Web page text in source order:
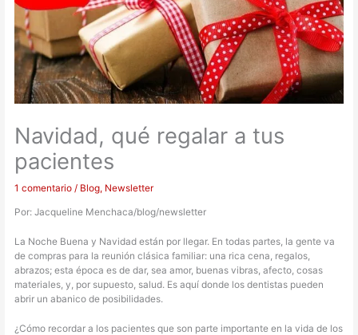
Navidad, qué regalar a tus
pacientes
1 comentario / Blog, Newsletter
Por: Jacqueline Menchaca/blog/newsletter
La Noche Buena y Navidad están por llegar. En todas partes, la gente va
de compras para la reunión clásica familiar: una rica cena, regalos,
abrazos; esta época es de dar, sea amor, buenas vibras, afecto, cosas
materiales, y, por supuesto, salud. Es aquí donde los dentistas pueden
abrir un abanico de posibilidades.
¿Cómo recordar a los pacientes que son parte importante en la vida de los